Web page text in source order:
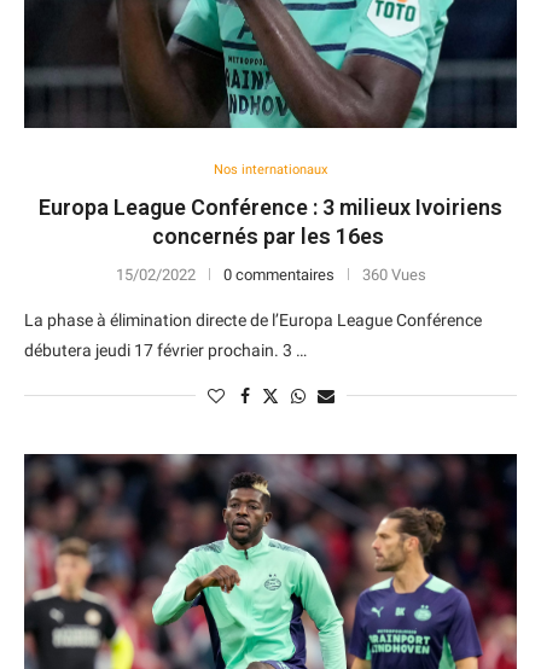
Nos internationaux
Europa League Conférence : 3 milieux Ivoiriens
concernés par les 16es
15/02/2022 0 commentaires 360 Vues
La phase à élimination directe de l’Europa League Conférence
débutera jeudi 17 février prochain. 3 …